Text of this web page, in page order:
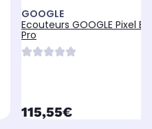
GOOGLE
Ecouteurs GOOGLE Pixel
Pro
currentPrice
115,55€